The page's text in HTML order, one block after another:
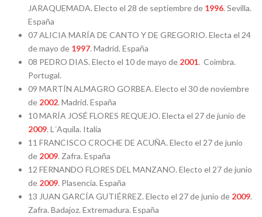
JARAQUEMADA. Electo el 28 de septiembre de 1996. Sevilla.
España
07 ALICIA MARÍA DE CANTO Y DE GREGORIO. Electa el 24
de mayo de 1997. Madrid. España
08 PEDRO DIAS. Electo el 10 de mayo de 2001. Coimbra.
Portugal.
09 MARTÍN ALMAGRO GORBEA. Electo el 30 de noviembre
de 2002. Madrid. España
10 MARÍA JOSÉ FLORES REQUEJO. Electa el 27 de junio de
2009. L´Aquila. Italia
11 FRANCISCO CROCHE DE ACUÑA. Electo el 27 de junio
de 2009. Zafra. España
12 FERNANDO FLORES DEL MANZANO. Electo el 27 de junio
de 2009. Plasencia. España
13 JUAN GARCÍA GUTIÉRREZ. Electo el 27 de junio de 2009.
Zafra. Badajoz. Extremadura. España